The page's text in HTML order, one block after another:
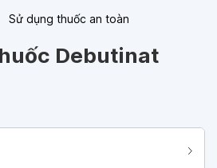
Sử dụng thuốc an toàn
Debutinat